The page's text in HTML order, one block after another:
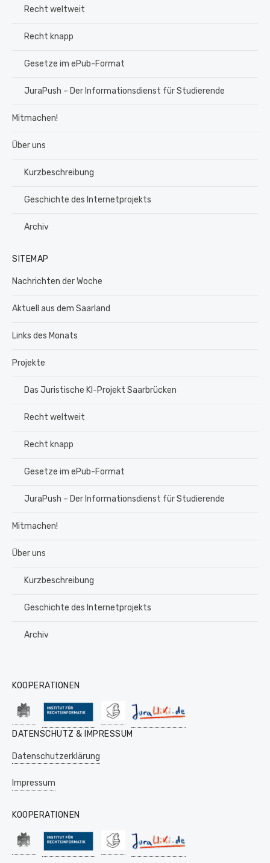
Recht weltweit
Recht knapp
Gesetze im ePub-Format
JuraPush – Der Informationsdienst für Studierende
Mitmachen!
Über uns
Kurzbeschreibung
Geschichte des Internetprojekts
Archiv
SITEMAP
Nachrichten der Woche
Aktuell aus dem Saarland
Links des Monats
Projekte
Das Juristische KI-Projekt Saarbrücken
Recht weltweit
Recht knapp
Gesetze im ePub-Format
JuraPush – Der Informationsdienst für Studierende
Mitmachen!
Über uns
Kurzbeschreibung
Geschichte des Internetprojekts
Archiv
KOOPERATIONEN
DATENSCHUTZ & IMPRESSUM
Datenschutzerklärung
Impressum
KOOPERATIONEN